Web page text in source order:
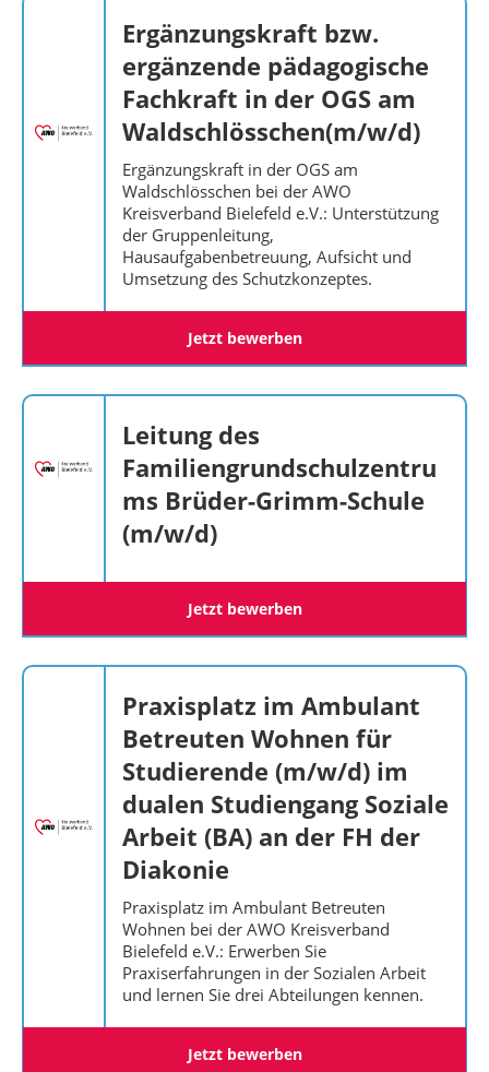
Ergänzungskraft bzw.
ergänzende pädagogische
Fachkraft in der OGS am
Waldschlösschen(m/w/d)
Ergänzungskraft in der OGS am
Waldschlösschen bei der AWO
Kreisverband Bielefeld e.V.: Unterstützung
der Gruppenleitung,
Hausaufgabenbetreuung, Aufsicht und
Umsetzung des Schutzkonzeptes.
Jetzt bewerben
Leitung des
Familiengrundschulzentru
ms Brüder-Grimm-Schule
(m/w/d)
Jetzt bewerben
Praxisplatz im Ambulant
Betreuten Wohnen für
Studierende (m/w/d) im
dualen Studiengang Soziale
Arbeit (BA) an der FH der
Diakonie
Praxisplatz im Ambulant Betreuten
Wohnen bei der AWO Kreisverband
Bielefeld e.V.: Erwerben Sie
Praxiserfahrungen in der Sozialen Arbeit
und lernen Sie drei Abteilungen kennen.
Jetzt bewerben